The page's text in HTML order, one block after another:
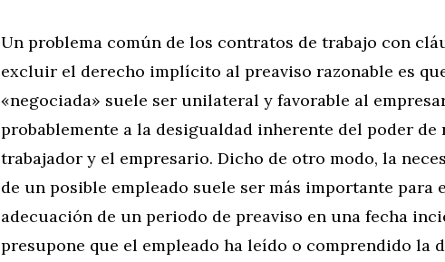
Un problema común de los contratos de trabajo con
excluir el derecho implícito al preaviso razonable es
«negociada» suele ser unilateral y favorable al
probablemente a la desigualdad inherente del poder
trabajador y el empresario. Dicho de otro modo, la
de un posible empleado suele ser más importante para
adecuación de un periodo de preaviso en una fecha
presupone que el empleado ha leído o comprendido la